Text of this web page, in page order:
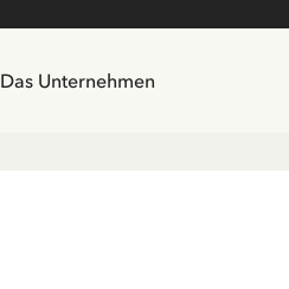
Das Unternehmen